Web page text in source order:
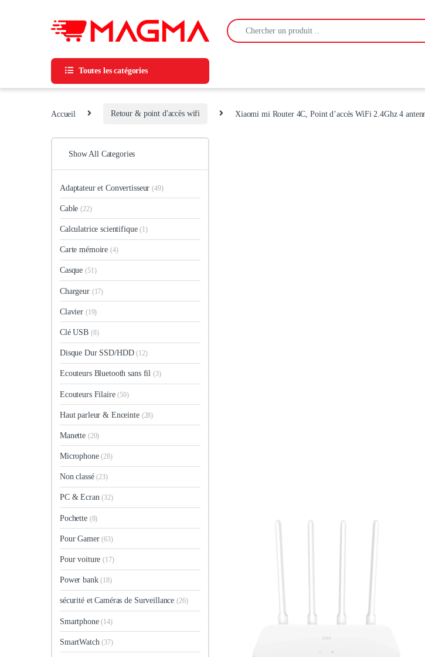
Search for:
Toutes les catégories
Accueil Retour & point d'accès wifi Xiaomi mi Router 4C, Point d’accès WiFi 2.4Ghz 4
Show All Categories
Adaptateur et Convertisseur(49)
Cable(22)
Calculatrice scientifique(1)
Carte mémoire(4)
Casque(51)
Chargeur (17)
Clavier (19)
Clé USB (8)
Disque Dur SSD/HDD(12)
Ecouteurs Bluetooth sans fil (3)
Ecouteurs Filaire(50)
Haut parleur & Enceinte (28)
Manette (20)
Microphone(28)
Non classé(23)
PC & Ecran(32)
Pochette (8)
Pour Gamer(63)
Pour voiture(17)
Power bank(18)
sécurité et Caméras de Surveillance (26)
Smartphone(14)
SmartWatch(37)